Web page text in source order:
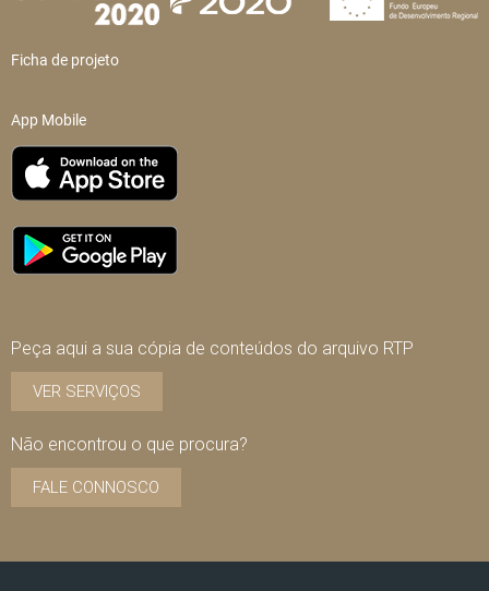
Ficha de projeto
App Mobile
Peça aqui a sua cópia de conteúdos do arquivo RTP
VER SERVIÇOS
Não encontrou o que procura?
FALE CONNOSCO